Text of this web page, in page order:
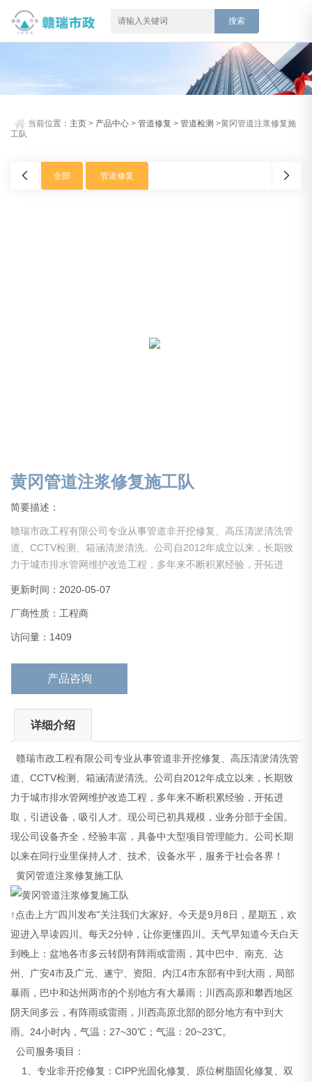
当前位置： 主页 > 产品中心 >管道修复 >管道检测 >黄冈管道注浆修复施
工队
全部 管道修复
黄冈管道注浆修复施工队
简要描述：
赣瑞市政工程有限公司专业从事管道非开挖修复、高压清淤清洗管
道、CCTV检测、箱涵清淤清洗。公司自2012年成立以来，长期致
力于城市排水管网维护改造工程，多年来不断积累经验，开拓进
现公司设备齐全，经验丰富，具备中大型项目管理能力。公司长期
以来在同行业里保持人才、技术、设备水平，服务于社会各界！
黄冈管道注浆修复施工队
更新时间：2020-05-07
厂商性质：工程商
访问量：1409
产品咨询
详细介绍
赣瑞市政工程有限公司专业从事管道非开挖修复、高压清淤清洗管
道、CCTV检测、箱涵清淤清洗。公司自2012年成立以来，长期致
力于城市排水管网维护改造工程，多年来不断积累经验，开拓进
取，引进设备，吸引人才。现公司已初具规模，业务分部于全国。
现公司设备齐全，经验丰富，具备中大型项目管理能力。公司长期
以来在同行业里保持人才、技术、设备水平，服务于社会各界！
黄冈管道注浆修复施工队
↑点击上方“四川发布"关注我们大家好。今天是9月8日，星期五，欢
迎进入早读四川。每天2分钟，让你更懂四川。天气早知道今天白天
到晚上：盆地各市多云转阴有阵雨或雷雨，其中巴中、南充、达
州、广安4市及广元、遂宁、资阳、内江4市东部有中到大雨，局部
暴雨，巴中和达州两市的个别地方有大暴雨；川西高原和攀西地区
阴天间多云，有阵雨或雷雨，川西高原北部的部分地方有中到大
雨。24小时内，气温：27~30℃；气温：20~23℃。
公司服务项目：
1、专业非开挖修复：CIPP光固化修复、原位树脂固化修复、双